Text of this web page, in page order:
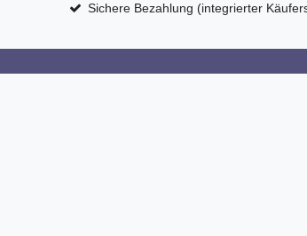
Sichere Bezahlung (integrierter